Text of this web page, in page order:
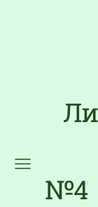
№4